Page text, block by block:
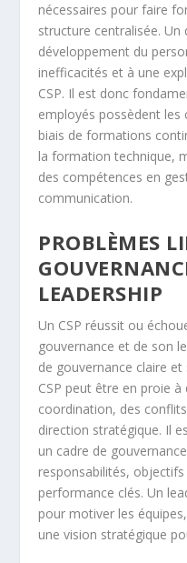
nécessaires pour faire
structure centralisée.
développement du
inefficacités et à une
CSP. Il est donc
employés possèdent les
biais de formations
la formation technique,
des compétences en
communication.
PROBLÈMES
LEADERSHIP
Un CSP réussit ou
gouvernance et de son
de gouvernance claire
CSP peut être en proie
coordination, des
direction stratégique. Il
un cadre de
responsabilités,
performance clés. Un
pour motiver les
une vision stratégique